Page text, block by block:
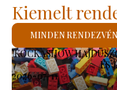
KOCKASHOW
ÉS
2026-07-11
-
Kiemelt
MINDEN